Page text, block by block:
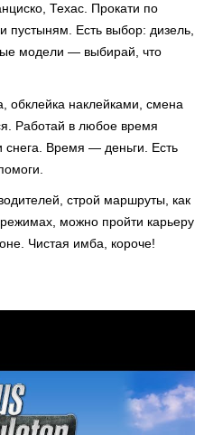
Техас. Прокати по
пустыням. Есть выбор: дизель,
модели — выбирай, что
обклейка наклейками, смена
Работай в любое время
снега. Время — деньги. Есть
строй маршруты, как
можно пройти карьеру
Чистая имба, короче!